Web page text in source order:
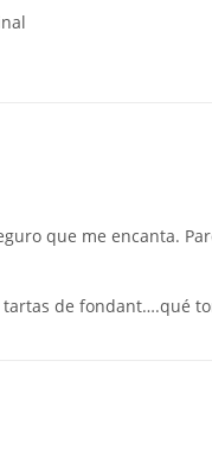
que me encanta.
tartas de fondant….qué